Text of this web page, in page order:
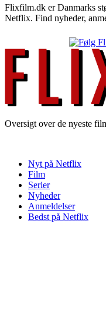
Flixfilm.dk er Danmarks
Netflix. Find nyheder,
Oversigt over de nyeste
Nyt på Netflix
Film
Serier
Nyheder
Anmeldelser
Bedst på Netflix